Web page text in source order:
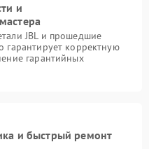
и
JBL и прошедшие
гарантирует корректную
гарантийных
и быстрый ремонт